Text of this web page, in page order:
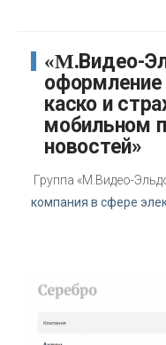
«М.Видео-Эльдорадо» начало
каско и
мобильном
новостей»
Группа «М.Видео-
компания в сфере